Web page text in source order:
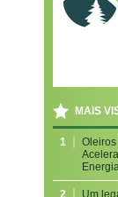
MAIS
1
Oleiros
2 Um